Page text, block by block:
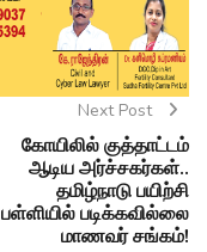
Next Post
கோயிலில் குத்தாட்டம்
ஆடிய அர்ச்சகர்கள்..
தமிழ்நாடு பயிற்சி
பள்ளியில் படிக்கவில்லை
மாணவர் சங்கம்!